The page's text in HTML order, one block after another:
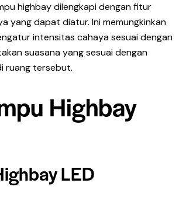
highbay dilengkapi dengan fitur
yang dapat diatur. Ini memungkinkan
intensitas cahaya sesuai dengan
suasana yang sesuai dengan
ruang tersebut.
Highbay
LED